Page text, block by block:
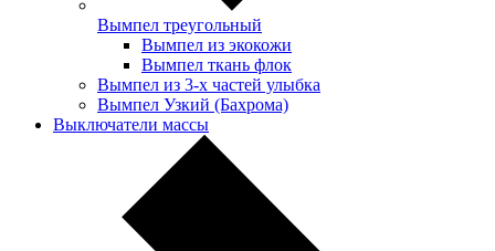
Вымпел треугольный
Вымпел из экокожи
Вымпел ткань флок
Вымпел из 3-х частей улыбка
Вымпел Узкий (Бахрома)
Выключатели массы